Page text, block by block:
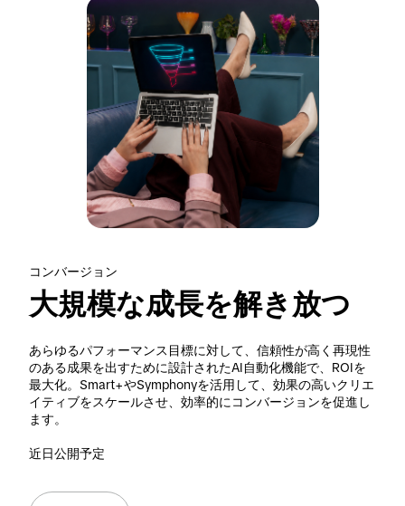
コンバージョン
大規模な成長を解き放つ
あらゆるパフォーマンス目標に対して、信頼性が高く再現性
のある成果を出すために設計されたAI自動化機能で、ROIを
最大化。Smart+やSymphonyを活用して、効果の高いクリエ
イティブをスケールさせ、効率的にコンバージョンを促進し
ます。
近日公開予定